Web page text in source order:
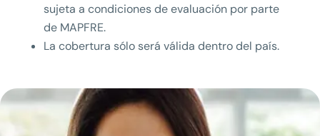
sujeta a condiciones de evaluación por parte
de MAPFRE.
La cobertura sólo será válida dentro del país.